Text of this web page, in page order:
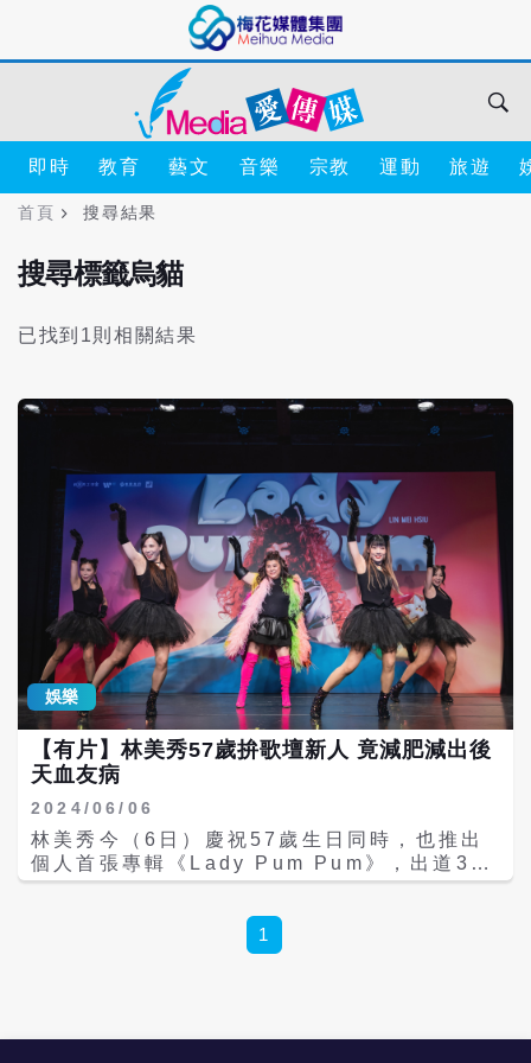
即時 教育 藝文 音樂 宗教 運動 旅遊
首頁 搜尋結果
搜尋標籤烏貓
已找到1則相關結果
娛樂
【有片】林美秀57歲拚歌壇新人 竟減肥減出後
天血友病
2024/06/06
林美秀今（6日）慶祝57歲生日同時，也推出
個人首張專輯《Lady Pum Pum》，出道37
年的她首當新人，為發片減肥7公斤竟造成後
7（正常12以上），貧血暈眩、蹲下就昏，不
能受傷也不能被撞，緊急時還需打一針10幾萬
1